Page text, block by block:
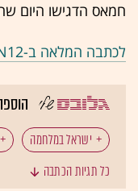
חמאס הדגישו היום
לכתבה המלאה ב-N12
ישראל במלחמה
כל תגיות הכתבה